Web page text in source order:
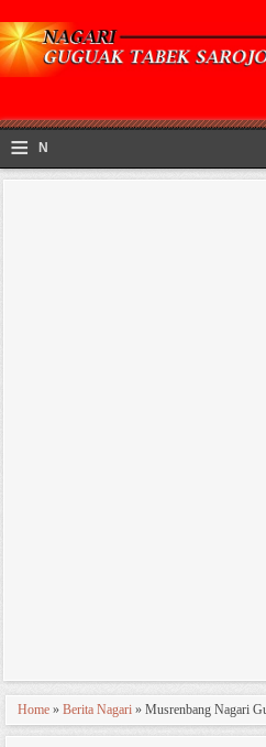
≡ N
Home » Berita Nagari » Musrenbang Nagari